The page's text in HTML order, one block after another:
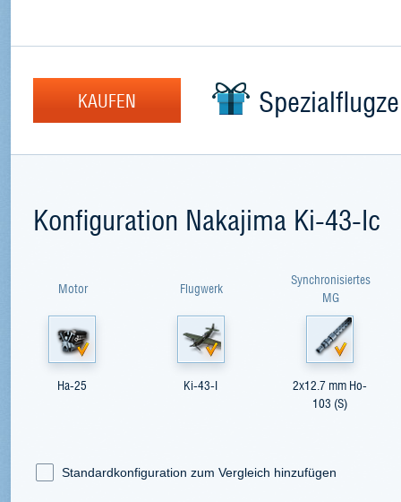
KAUFEN
Konfiguration Nakajima Ki-43-Ic
Motor
Ha-25
Flugwerk
Ki-43-I
Synchronisiertes
MG
2x12.7 mm Ho-
103 (S)
Standardkonfiguration zum Vergleich hinzufügen